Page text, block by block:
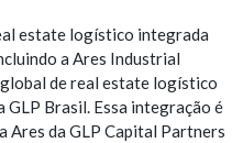
estate logístico integrada
a Ares Industrial
de real estate logístico
GLP Brasil. Essa integração é
Ares da GLP Capital Partners